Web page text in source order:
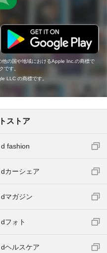
の国や地域におけるApple Inc.の商標で
です。
LLC の商標です。
ストア
d fashion
dカーシェア
dマガジン
dフォト
dヘルスケア